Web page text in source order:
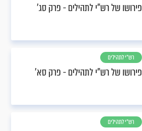
פירושו של רש"י לתהילים - פרק סג’
רש"י לתהילים
פירושו של רש"י לתהילים - פרק סא’
רש"י לתהילים